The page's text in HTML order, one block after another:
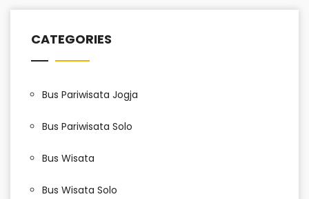
CATEGORIES
Bus Pariwisata Jogja
Bus Pariwisata Solo
Bus Wisata
Bus Wisata Solo